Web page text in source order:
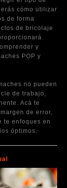
cómo utilizar
de forma
de bricolaje
y
POP y
no pueden
de trabajo,
Acá te
de error,
te enfoques en
óptimos.